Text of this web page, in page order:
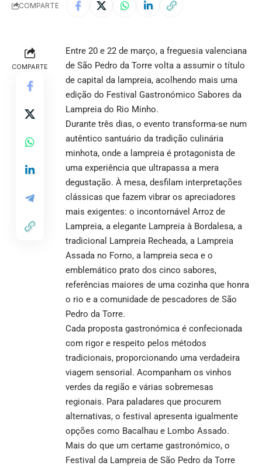
COMPARTE
COMPARTE
Entre 20 e 22 de março, a freguesia valenciana
de São Pedro da Torre volta a assumir o título
de capital da lampreia, acolhendo mais uma
edição do Festival Gastronómico Sabores da
Lampreia do Rio Minho.
Durante três dias, o evento transforma-se num
autêntico santuário da tradição culinária
minhota, onde a lampreia é protagonista de
uma experiência que ultrapassa a mera
degustação. À mesa, desfilam interpretações
clássicas que fazem vibrar os apreciadores
mais exigentes: o incontornável Arroz de
Lampreia, a elegante Lampreia à Bordalesa, a
tradicional Lampreia Recheada, a Lampreia
Assada no Forno, a lampreia seca e o
emblemático prato dos cinco sabores,
referências maiores de uma cozinha que honra
o rio e a comunidade de pescadores de São
Pedro da Torre.
Cada proposta gastronómica é confecionada
com rigor e respeito pelos métodos
tradicionais, proporcionando uma verdadeira
viagem sensorial. Acompanham os vinhos
verdes da região e várias sobremesas
regionais. Para paladares que procurem
alternativas, o festival apresenta igualmente
opções como Bacalhau e Lombo Assado.
Mais do que um certame gastronómico, o
Festival da Lampreia de São Pedro da Torre